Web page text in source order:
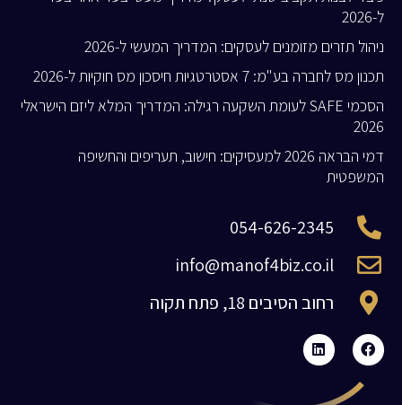
ל-2026
ניהול תזרים מזומנים לעסקים: המדריך המעשי ל-2026
תכנון מס לחברה בע"מ: 7 אסטרטגיות חיסכון מס חוקיות ל-2026
הסכמי SAFE לעומת השקעה רגילה: המדריך המלא ליזם הישראלי
2026
דמי הבראה 2026 למעסיקים: חישוב, תעריפים והחשיפה
המשפטית
054-626-2345
info@manof4biz.co.il
רחוב הסיבים 18, פתח תקוה